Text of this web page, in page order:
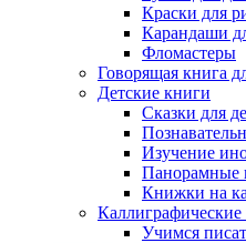
Краски для
Карандаши
Фломастеры
Говорящая книга
Детские книги
Сказки для
Изучение
Панорамные
Книжки на
Учимся